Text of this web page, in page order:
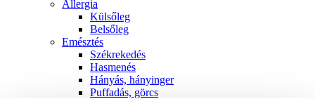
Allergia
Külsőleg
Belsőleg
Emésztés
Székrekedés
Hasmenés
Hányás, hányinger
Puffadás, görcs